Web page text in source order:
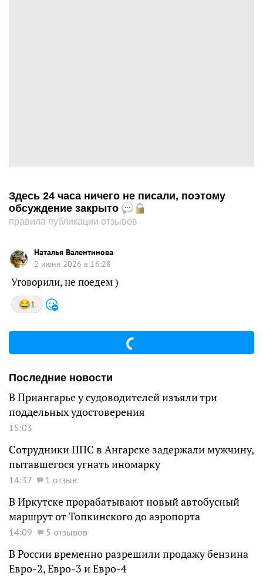
Здесь 24 часа ничего не писали, поэтому
обсуждение закрыто
правила публикации отзывов
Наталья Валентинова
2 июня 2026 в 16:28
Уговорили, не поедем )
1
Последние новости
В Приангарье у судоводителей изъяли три
поддельных удостоверения
15:03
Сотрудники ППС в Ангарске задержали мужчину,
пытавшегося угнать иномарку
14:37 1 отзыв
В Иркутске прорабатывают новый автобусный
маршрут от Топкинского до аэропорта
14:09 5 отзывов
В России временно разрешили продажу бензина
Евро-2, Евро-3 и Евро-4